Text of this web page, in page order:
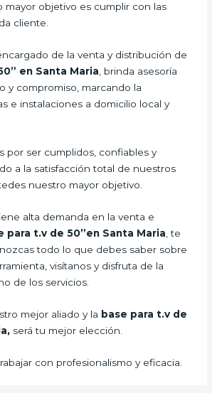
mayor objetivo es cumplir con las
cliente.
de la venta y distribución de
en Santa Maria, brinda asesoría
y compromiso, marcando la
e instalaciones a domicilio local y
por ser cumplidos, confiables y
a la satisfacción total de nuestros
nuestro mayor objetivo.
alta demanda en la venta e
para t.v de 50”en Santa Maria , te
todo lo que debes saber sobre
visítanos y disfruta de la
de los servicios.
mejor aliado y la base para t.v de
será tu mejor elección.
con profesionalismo y eficacia.